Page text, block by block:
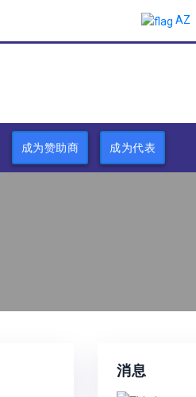
AZ
成为赞助商 成为代表
消息